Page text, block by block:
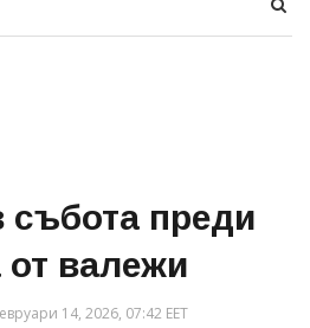
преди
валежи
14, 2026, 07:42 EET